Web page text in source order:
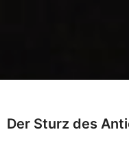
Der Sturz des